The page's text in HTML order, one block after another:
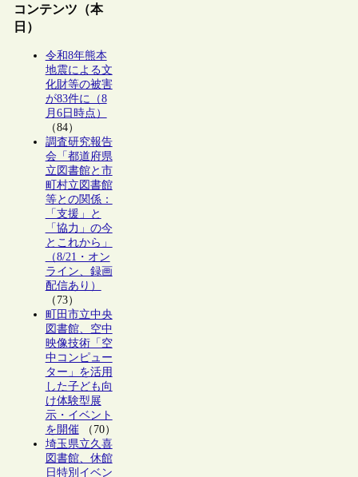
コンテンツ（本
日）
令和8年熊本
地震による文
化財等の被害
が83件に（8
月6日時点）
（84）
調査研究報告
会「都道府県
立図書館と市
町村立図書館
等との関係：
「支援」と
「協力」の今
とこれから」
（8/21・オン
ライン、録画
配信あり）
（73）
町田市立中央
図書館、空中
映像技術「空
中コンピュー
ター」を活用
した子ども向
け体験型展
示・イベント
を開催（70）
埼玉県立久喜
図書館、休館
日特別イベン